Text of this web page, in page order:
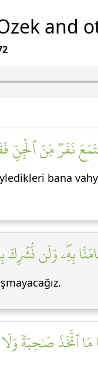
and
نَفَرٞ مِّنَ ٱلۡجِنِّ
bana
بِهِۦۖ وَلَن نُّشۡرِكَ
ٱتَّخَذَ صَٰحِبَةٗ وَلَا